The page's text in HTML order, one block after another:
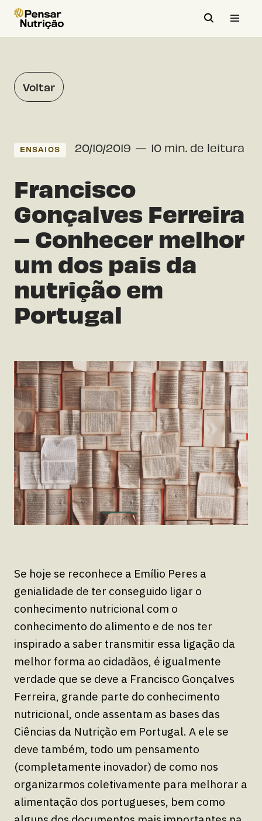
Avançar
conteúdo
Voltar
ENSAIOS 20/10/2019 10 min. de leitura
Francisco
Gonçalves Ferreira
– Conhecer melhor
um dos pais da
nutrição em
Portugal
Se hoje se reconhece a Emílio Peres a
genialidade de ter conseguido ligar o
conhecimento nutricional com o
conhecimento do alimento e de nos ter
inspirado a saber transmitir essa ligação da
melhor forma ao cidadãos, é igualmente
verdade que se deve a Francisco Gonçalves
Ferreira, grande parte do conhecimento
nutricional, onde assentam as bases das
Ciências da Nutrição em Portugal. A ele se
deve também, todo um pensamento
(completamente inovador) de como nos
organizarmos coletivamente para melhorar a
alimentação dos portugueses, bem como